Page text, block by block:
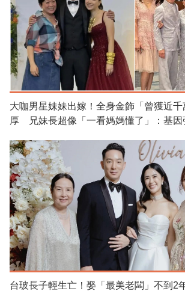
大咖男星妹妹出嫁！全身金飾「曾獲近
厚 兄妹長超像「一看媽媽懂了」：基因
台玻長子輕生亡！娶「最美老闆」不到2